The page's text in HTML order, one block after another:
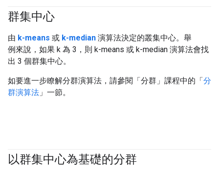
群集中心
由 k-means 或 k-median 演算法決定的叢集中心。舉
例來說，如果 k 為 3，則 k-means 或 k-median 演算法會找
出 3 個群集中心。
如要進一步瞭解分群演算法，請參閱「分群」課程中的「 分
群演算法 」一節。
以群集中心為基礎的分群